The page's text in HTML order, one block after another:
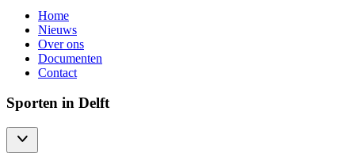
Home
Nieuws
Over ons
Documenten
Contact
Sporten in Delft